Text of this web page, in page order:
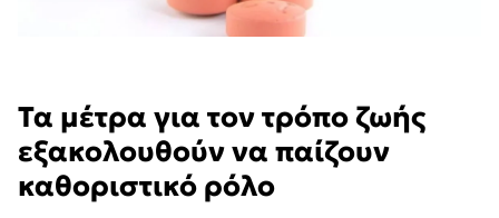
Τα μέτρα για τον τρόπο ζωής
εξακολουθούν να παίζουν
καθοριστικό ρόλο